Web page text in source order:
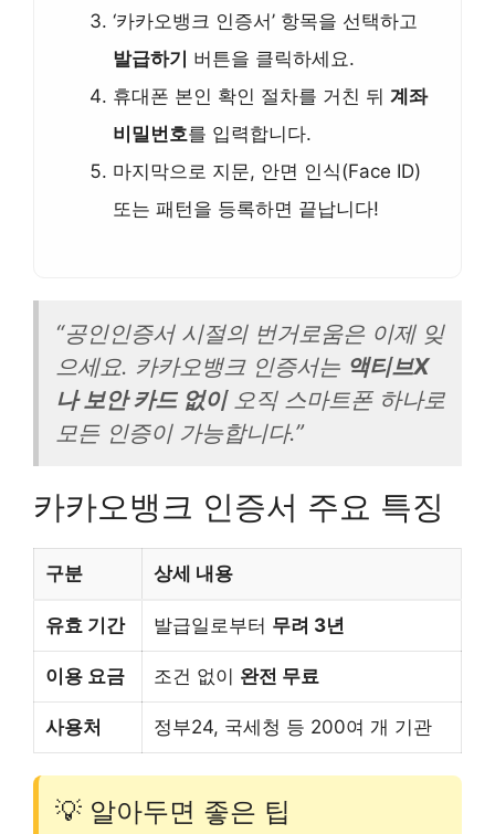
‘카카오뱅크 인증서’ 항목을 선택하고
발급하기 버튼을 클릭하세요.
휴대폰 본인 확인 절차를 거친 뒤 계좌
비밀번호를 입력합니다.
마지막으로 지문, 안면 인식(Face ID)
또는 패턴을 등록하면 끝납니다!
“공인인증서 시절의 번거로움은 이제 잊
으세요. 카카오뱅크 인증서는 액티브X
나 보안 카드 없이오직 스마트폰 하나로
모든 인증이 가능합니다.”
카카오뱅크 인증서 주요 특징
구분 상세 내용
유효 기간 발급일로부터 무려 3년
이용 요금 조건 없이 완전 무료
사용처 정부24, 국세청 등 200여 개 기관
💡 알아두면 좋은 팁